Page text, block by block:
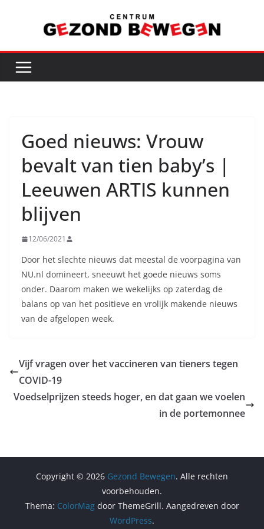
inhoud
Goed nieuws: Vrouw
bevalt van tien baby’s |
Leeuwen ARTIS kunnen
blijven
12/06/2021
Door het slechte nieuws dat meestal de voorpagina van
NU.nl domineert, sneeuwt het goede nieuws soms
onder. Daarom maken we wekelijks op zaterdag de
balans op van het positieve en vrolijk makende nieuws
van de afgelopen week.
Vijf vragen over het vaccineren van tieners tegen
COVID-19
Voedselprijzen steeds hoger, en dat gaan we voelen
in de portemonnee
Copyright © 2026 Gezond Bewegen. Alle rechten
voorbehouden.
Thema: ColorMagdoor ThemeGrill. Aangedreven door
WordPress.